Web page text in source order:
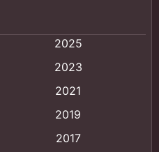
2025
2023
2021
2019
2017